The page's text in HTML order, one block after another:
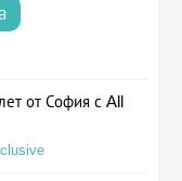
от София с All